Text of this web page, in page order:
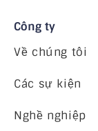
Công ty
Về chúng tôi
Các sự kiện
Nghề nghiệp